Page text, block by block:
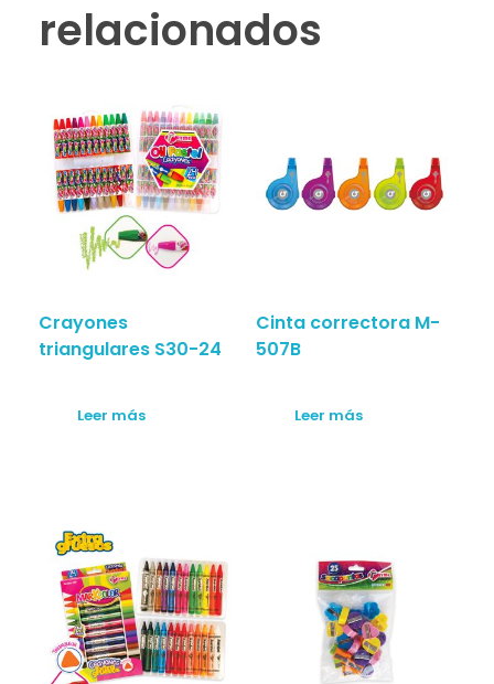
relacionados
Crayones
triangulares S30-24
Leer más
Cinta correctora M-
507B
Leer más